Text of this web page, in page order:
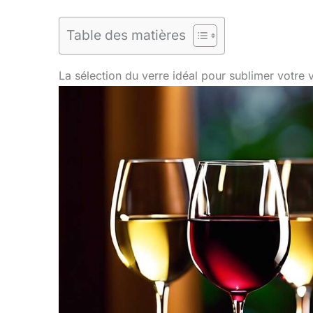
Table des matières
La sélection du verre idéal pour sublimer votre